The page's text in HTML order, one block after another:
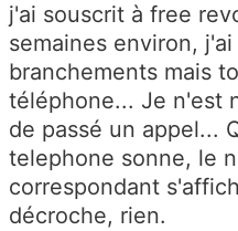
j'ai souscrit à free
semaines environ,
branchements mais
téléphone... Je n'est
de passé un appel...
telephone sonne, le
correspondant
décroche, rien.